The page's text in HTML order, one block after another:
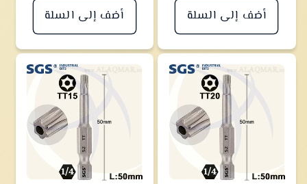
أضف إلى السلة أضف إلى السلة